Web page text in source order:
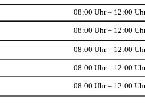
08:00 Uhr – 12:00
08:00 Uhr – 12:00
08:00 Uhr – 12:00
08:00 Uhr – 12:00
08:00 Uhr – 12:00